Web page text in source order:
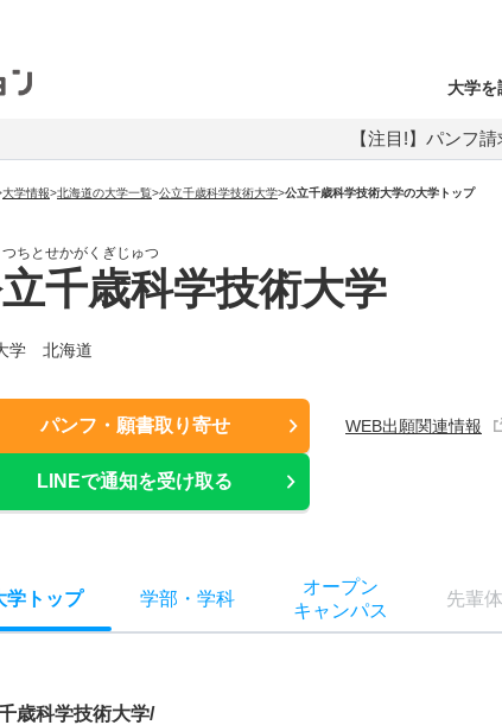
大学を
【注目!】パンフ
大学情報>北海道の大学一覧>公立千歳科学技術大学>公立千歳科学技術大学の大学トップ
ちとせかがくぎじゅつ
千歳科学技術大学
学 北海道
パンフ・願書取り寄せ
LINEで通知を受け取る
WEB出願関連情報
学トップ 学部 ・ 学科
オープン
キャンパス
先輩
歳科学技術大学/